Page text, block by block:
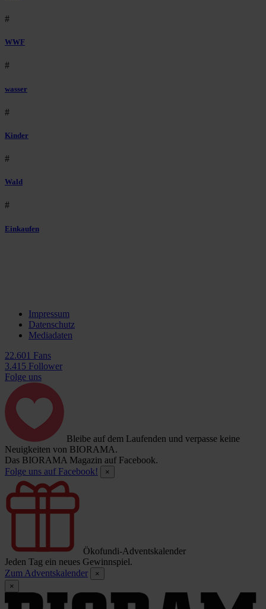
#
WWF
#
wasser
#
Kinder
#
Wald
#
Einkaufen
Impressum
Datenschutz
Mediadaten
22.601 Fans
3.415 Follower
Folge uns
Bleibe auf dem Laufenden und verpasse keine
Neuigkeiten von BIORAMA.
Das BIORAMA Magazin auf Facebook.
Folge uns auf Facebook!
×
Ökofundi-Adventskalender
Jeden Tag ein neues Gewinnspiel.
Zum Adventskalender
×
×